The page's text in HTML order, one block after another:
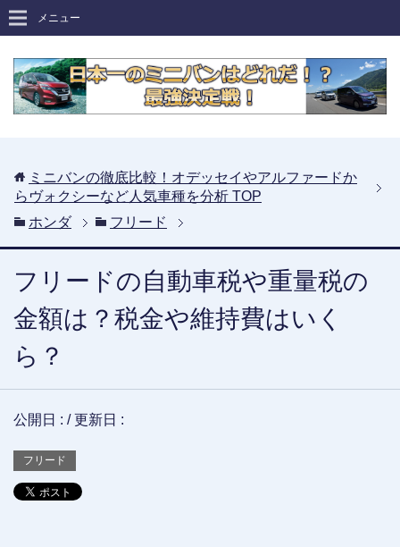
メニュー
ミニバンの徹底比較！オデッセイやアルファードか
らヴォクシーなど人気車種を分析 TOP
ホンダ
フリード
フリードの自動車税や重量税の
金額は？税金や維持費はいく
ら？
公開日 : / 更新日 :
フリード